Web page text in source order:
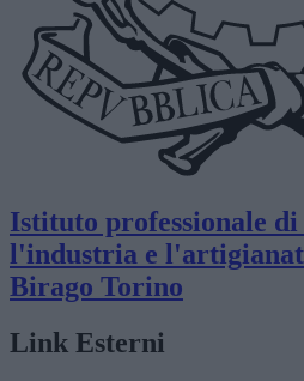
Istituto professionale di
l'industria e
Birago Torino
Link Esterni